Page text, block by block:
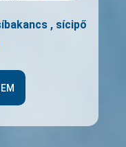
, sícipő